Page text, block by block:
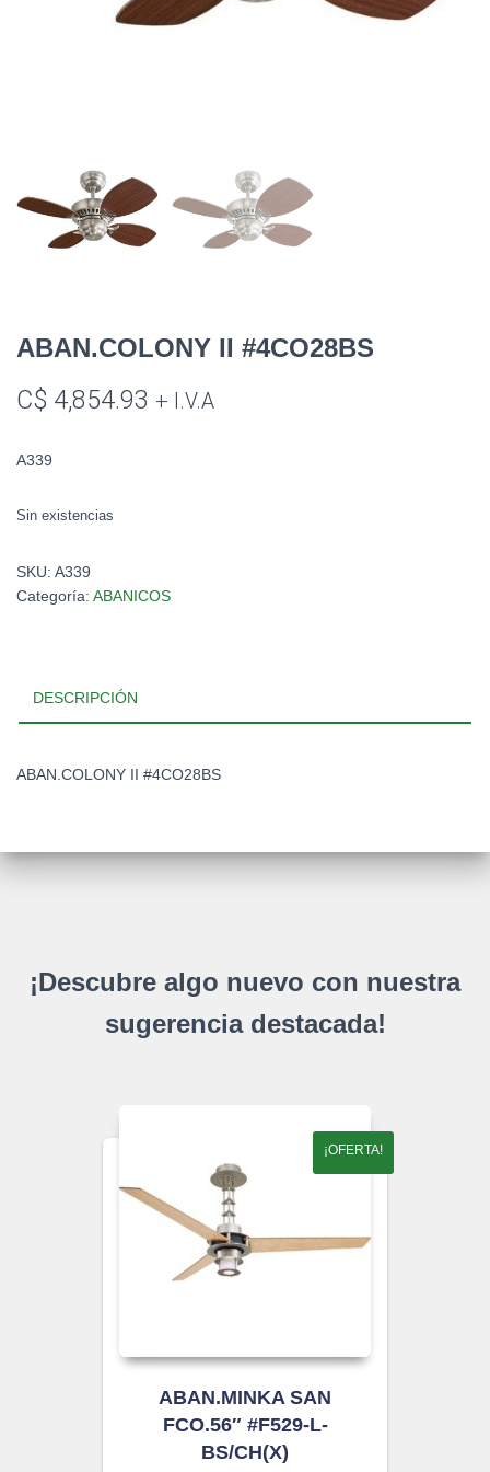
ABAN.COLONY II #4CO28BS
C$ 4,854.93 + I.V.A
A339
Sin existencias
SKU: A339
Categoría: ABANICOS
DESCRIPCIÓN
ABAN.COLONY II #4CO28BS
¡Descubre algo nuevo con nuestra
sugerencia destacada!
¡OFERTA!
ABAN.MINKA SAN
FCO.56″ #F529-L-
BS/CH(X)